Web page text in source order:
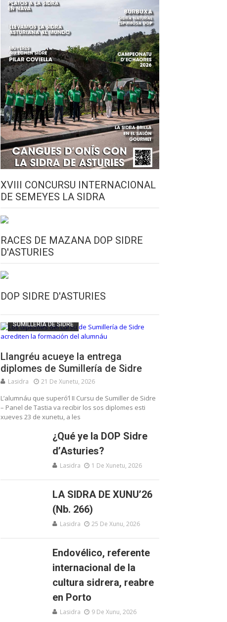
XVIII CONCURSU INTERNACIONAL
DE SEMEYES LA SIDRA
RACES DE MAZANA DOP SIDRE
D'ASTURIES
DOP SIDRE D'ASTURIES
ESCUELA DE SUMILLERÍA DE LA SIDRE
SUMILLERÍA DE SIDRE
Llangréu acueye la entrega
diplomes de Sumillería de Sidre
Lasidra 21 De Xunetu, 2026
L’alumnáu que superó’l II Cursu de Sumiller de Sidre
– Panel de Tastia va recibir los sos diplomes esti
xueves 23 de xunetu, a les
¿Qué ye la DOP Sidre
d’Asturies?
Lasidra 1 De Xunetu, 2026
LA SIDRA DE XUNU’26
(Nb. 266)
Lasidra 25 De Xunu, 2026
Endovélico, referente
internacional de la
cultura sidrera, reabre
en Porto
Lasidra 9 De Xunu, 2026